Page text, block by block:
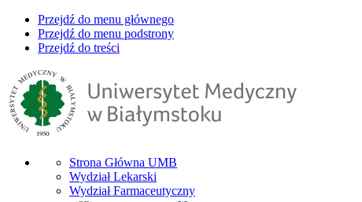
Przejdź do menu głównego
Przejdź do menu podstrony
Przejdź do treści
Strona Główna UMB
Wydział Lekarski
Wydział Farmaceutyczny